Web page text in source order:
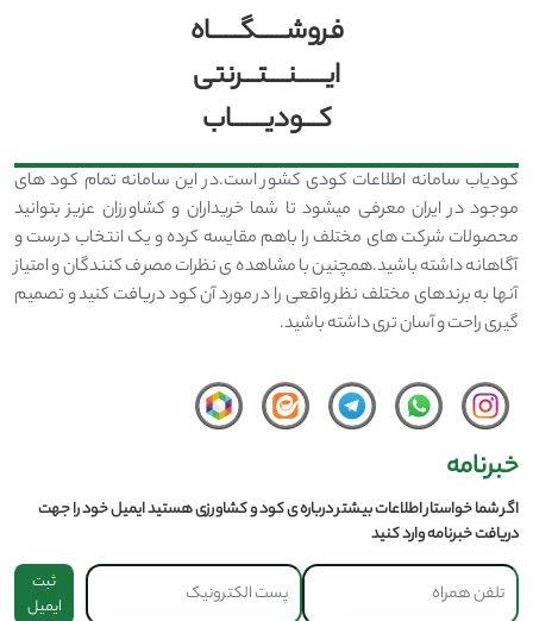
فروشــــــگــــــاه
ایــــــنــــتـــرنتی
کـــودیـــــــاب
کودیاب سامانه اطلاعات کودی کشور است.در این سامانه تمام کود های
موجود در ایران معرفی میشود تا شما خریداران و کشاورزان عزیز بتوانید
محصولات شرکت های مختلف را باهم مقایسه کرده و یک انتخاب درست و
آگاهانه داشته باشید.همچنین با مشاهده ی نظرات مصرف کنندگان و امتیاز
آنها به برندهای مختلف نظر واقعی را در مورد آن کود دریافت کنید و تصمیم
گیری راحت و آسان تری داشته باشید.
خبرنامه
اگر شما خواستار اطلاعات بیشتر درباره ی کود و کشاورزی هستید ایمیل خود را جهت
دریافت خبرنامه وارد کنید
ثبت
ایمیل